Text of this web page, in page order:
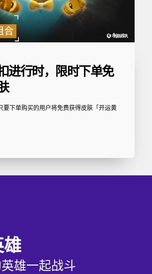
进行时，限时下单免
要下单购买的用户将免费获得皮肤「开运黄
雄一起战斗